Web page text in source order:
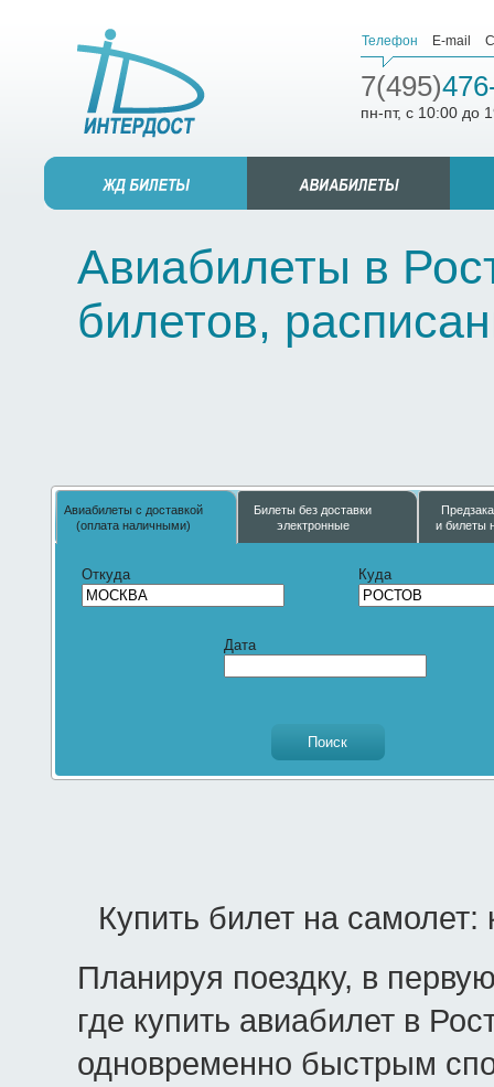
Телефон E-mail
7(495)
пн-пт, с 10:00 до
Авиабилеты в
билетов,
Авиабилеты с доставкой
(оплата наличными)
Билеты без доставки
электронные
и билеты
Откуда Куда
Дата
Купить билет на самолет:
Планируя поездку, в
где купить авиабилет в
одновременно быстрым